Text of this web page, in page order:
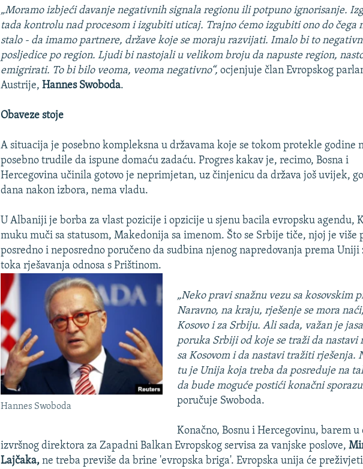
„Moramo izbjeći davanje negativnih signala regionu ili potpuno ignorisanje.
tada kontrolu nad procesom i izgubiti uticaj. Trajno ćemo izgubiti ono do čega
stalo - da imamo partnere, države koje se moraju razvijati. Imalo bi to
posljedice po region. Ljudi bi nastojali u velikom broju da napuste region,
emigrirati. To bi bilo veoma, veoma negativno“,ocjenjuje član Evropskog
Austrije,Hannes Swoboda.
Obaveze stoje
A situacija je posebno kompleksna u državama koje se tokom protekle godine
posebno trudile da ispune domaću zadaću. Progres kakav je, recimo, Bosna i
Hercegovina učinila gotovo je neprimjetan, uz činjenicu da država još uvijek,
dana nakon izbora, nema vladu.
U Albaniji je borba za vlast pozicije i opzicije u sjenu bacila evropsku agendu,
muku muči sa statusom, Makedonija sa imenom. Što se Srbije tiče, njoj je više
posredno i neposredno poručeno da sudbina njenog napredovanja prema Uniji
toka rješavanja odnosa s Prištinom.
Hannes Swoboda
„Neko pravi snažnu vezu sa kosovskim
Naravno, na kraju, rješenje se mora
Kosovo i za Srbiju. Ali sada, važan je
poruka Srbiji od koje se traži da nastavi
sa Kosovom i da nastavi tražiti rješenja.
tu je Unija koja treba da posreduje na
da bude moguće postići konačni
poručuje Swoboda.
Konačno, Bosnu i Hercegovinu, barem u
izvršnog direktora za Zapadni Balkan Evropskog servisa za vanjske poslove,
Lajčaka, ne treba previše da brine 'evropska briga'. Evropska unija će